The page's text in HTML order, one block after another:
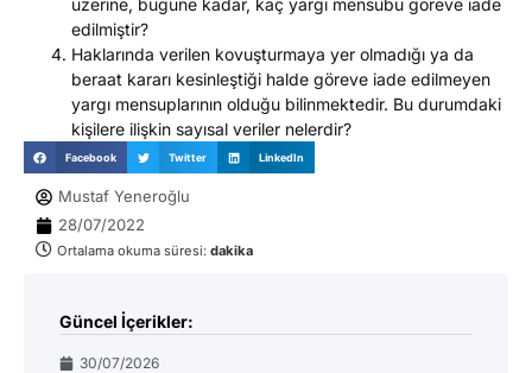
üzerine, bugüne kadar, kaç yargı mensubu göreve iade
edilmiştir?
Haklarında verilen kovuşturmaya yer olmadığı ya da
beraat kararı kesinleştiği halde göreve iade edilmeyen
yargı mensuplarının olduğu bilinmektedir. Bu durumdaki
kişilere ilişkin sayısal veriler nelerdir?
Facebook Twitter LinkedIn
Mustaf Yeneroğlu
28/07/2022
Ortalama okuma süresi: dakika
Güncel İçerikler:
30/07/2026